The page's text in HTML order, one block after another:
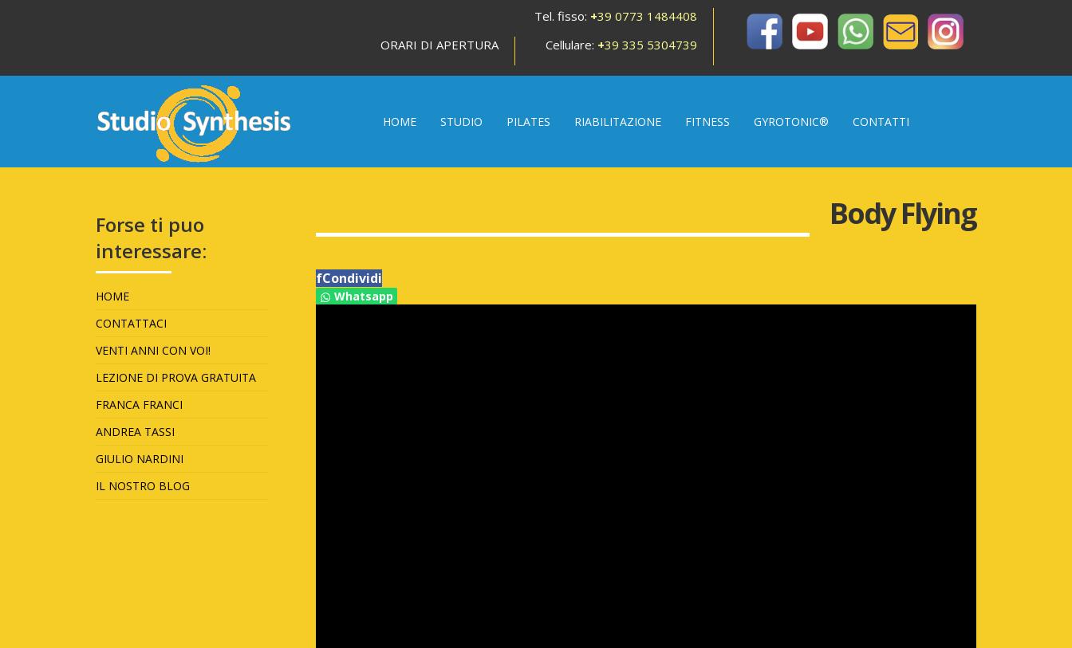
ORARI DI APERTURA
Tel. fisso: +39 0773 1484408
Cellulare: +39 335 5304739
HOME STUDIO PILATES RIABILITAZIONE FITNESS GYROTONIC® CONTATTI
Forse ti puo
interessare:
HOME
CONTATTACI
VENTI ANNI CON VOI!
LEZIONE DI PROVA GRATUITA
FRANCA FRANCI
ANDREA TASSI
GIULIO NARDINI
IL NOSTRO BLOG
Body Flying
fCondividi
Whatsapp